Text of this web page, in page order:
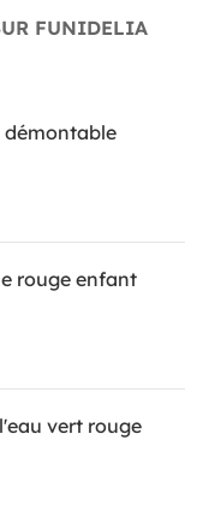
FUNIDELIA
démontable
rouge enfant
vert rouge